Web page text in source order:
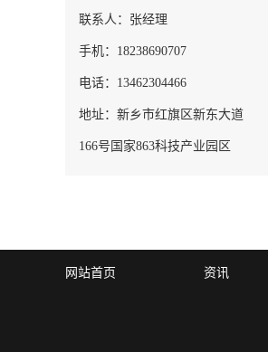
联系人：张经理
手机：18238690707
电话：13462304466
地址：新乡市红旗区新东大道
166号国家863科技产业园区
网站首页 资讯